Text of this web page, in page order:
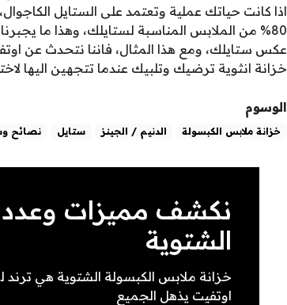
80% من الملابس المناسبة لستايلك، وهذا ما
عكس ستايلك، ومع هذا المثال، فاننا نتحدث عن
خزانة انثوية ترضيك وتلبيك عندما تتجهين اليها
الوسوم
خزانة ملابس الكبسولة الدنيم / الجينز ستايل نصائح
نكشف مميزات وعدد
الشتوية
خزانة ملابس الكبسولة الشتوية هي
اوتفيت يذهل الجميع